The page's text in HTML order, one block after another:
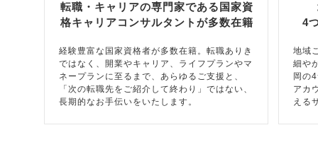
転職・キャリアの専門家である国家資
格キャリアコンサルタントが多数在籍
経験豊富な国家資格者が多数在籍。転職ありき
ではなく、開業やキャリア、ライフプランやマ
ネープランに至るまで、あらゆるご支援と、
「次の転職先をご紹介して終わり」ではない、
長期的なお手伝いをいたします。
4
地域
細や
岡の
アカ
える